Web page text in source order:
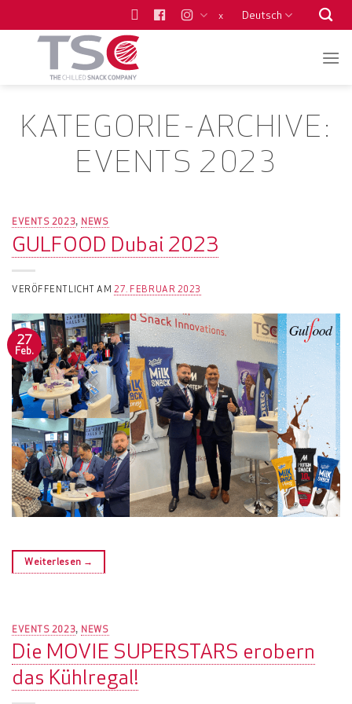
Inhalt
x Deutsch
KATEGORIE-ARCHIVE:
EVENTS 2023
EVENTS 2023, NEWS
GULFOOD Dubai 2023
VERÖFFENTLICHT AM 27. FEBRUAR 2023
27
Feb.
Weiterlesen →
EVENTS 2023, NEWS
Die MOVIE SUPERSTARS erobern
das Kühlregal!